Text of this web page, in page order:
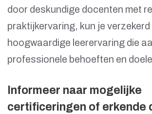
door deskundige docenten met
praktijkervaring, kun je verzekerd
hoogwaardige leerervaring die
professionele behoeften en
Informeer naar mogelijke
certificeringen of erkende